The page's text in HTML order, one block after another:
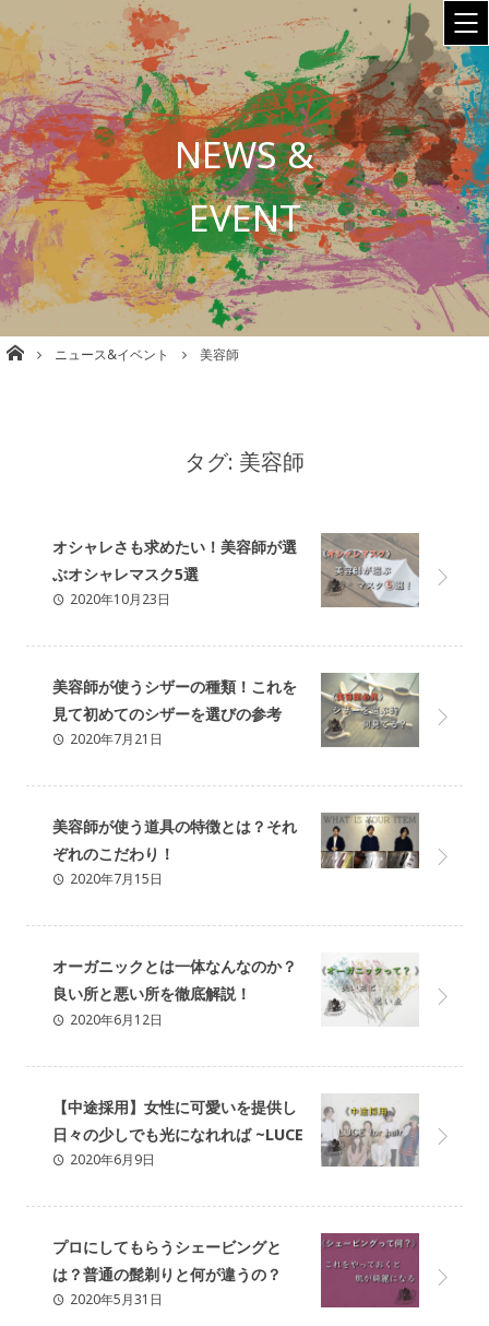
NEWS &
EVENT
株式会社babel 美容室/理容室/ネイル/各種事業運営 大阪
ニュース&イベント 美容師
タグ: 美容師
オシャレさも求めたい！美容師が選
ぶオシャレマスク5選
2020年10月23日
美容師が使うシザーの種類！これを
見て初めてのシザーを選びの参考
に！2020年7月21日
美容師が使う道具の特徴とは？それ
ぞれのこだわり！
2020年7月15日
オーガニックとは一体なんなのか？
良い所と悪い所を徹底解説！
《SOLANA》
2020年6月12日
【中途採用】女性に可愛いを提供し
日々の少しでも光になれれば ~LUCE
for hair~
2020年6月9日
プロにしてもらうシェービングと
は？普通の髭剃りと何が違うの？
2020年5月31日